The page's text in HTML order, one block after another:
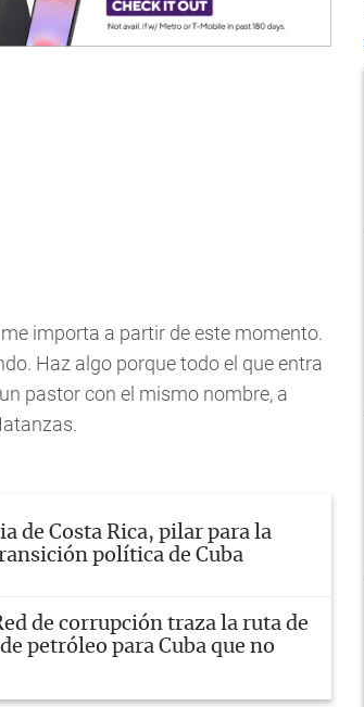
importa a partir de este momento.
Haz algo porque todo el que entra
pastor con el mismo nombre, a
de Costa Rica, pilar para la
política de Cuba
de corrupción traza la ruta de
petróleo para Cuba que no